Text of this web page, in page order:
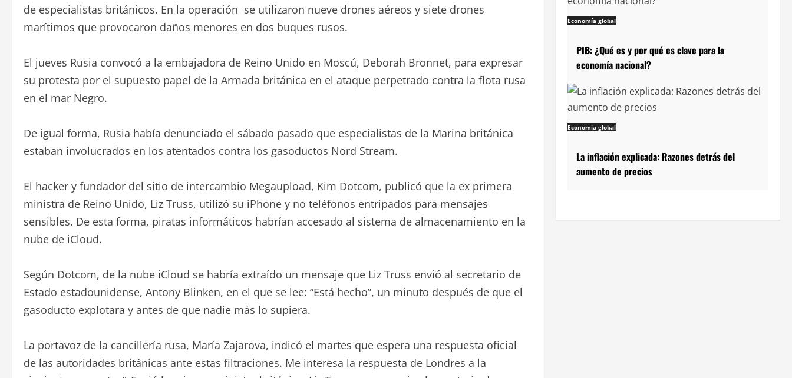
de especialistas británicos. En la operación se utilizaron nueve drones aéreos y siete drones
marítimos que provocaron daños menores en dos buques rusos.
El jueves Rusia convocó a la embajadora de Reino Unido en Moscú, Deborah Bronnet, para expresar
su protesta por el supuesto papel de la Armada británica en el ataque perpetrado contra la flota rusa
en el mar Negro.
De igual forma, Rusia había denunciado el sábado pasado que especialistas de la Marina británica
estaban involucrados en los atentados contra los gasoductos Nord Stream.
El hacker y fundador del sitio de intercambio Megaupload, Kim Dotcom, publicó que la ex primera
ministra de Reino Unido, Liz Truss, utilizó su iPhone y no teléfonos entripados para mensajes
sensibles. De esta forma, piratas informáticos habrían accesado al sistema de almacenamiento en la
nube de iCloud.
Según Dotcom, de la nube iCloud se habría extraído un mensaje que Liz Truss envió al secretario de
Estado estadounidense, Antony Blinken, en el que se lee: “Está hecho”, un minuto después de que el
gasoducto explotara y antes de que nadie más lo supiera.
La portavoz de la cancillería rusa, María Zajarova, indicó el martes que espera una respuesta oficial
de las autoridades británicas ante estas filtraciones. Me interesa la respuesta de Londres a la
Economía global
PIB: ¿Qué es y por qué es clave para la
economía nacional?
Economía global
La inflación explicada: Razones detrás del
aumento de precios